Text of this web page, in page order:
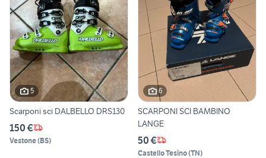
5
Scarponi sci DALBELLO DRS130
150 €
Vestone(BS)
6
SCARPONI SCI BAMBINO
LANGE
50 €
Castello Tesino(TN)